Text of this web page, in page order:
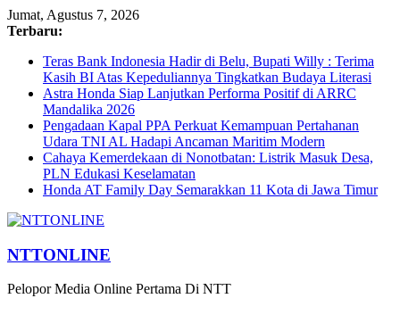
Jumat, Agustus 7, 2026
Terbaru:
Teras Bank Indonesia Hadir di Belu, Bupati Willy : Terima
Kasih BI Atas Kepeduliannya Tingkatkan Budaya Literasi
Astra Honda Siap Lanjutkan Performa Positif di ARRC
Mandalika 2026
Pengadaan Kapal PPA Perkuat Kemampuan Pertahanan
Udara TNI AL Hadapi Ancaman Maritim Modern
Cahaya Kemerdekaan di Nonotbatan: Listrik Masuk Desa,
PLN Edukasi Keselamatan
Honda AT Family Day Semarakkan 11 Kota di Jawa Timur
NTTONLINE
Pelopor Media Online Pertama Di NTT